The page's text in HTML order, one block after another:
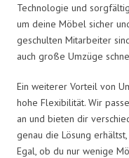
Technologie und
um deine Möbel sicher
geschulten Mitarbeiter
auch große Umzüge
Ein weiterer Vorteil von
hohe Flexibilität. Wir
an und bieten dir
genau die Lösung
Egal, ob du nur wenige